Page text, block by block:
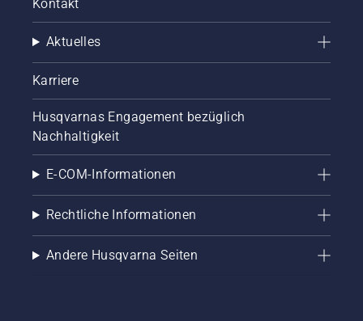
Prüfen
Sie
zuerst
Ölstand.
Starten
Sie Ihre
Motorsäge
und
Sie
dass die
Kettenbremse
Kontakt
Aktuelles
Karriere
Husqvarnas Engagement bezüglich
Nachhaltigkeit
E-COM-Informationen
Rechtliche Informationen
Andere Husqvarna Seiten